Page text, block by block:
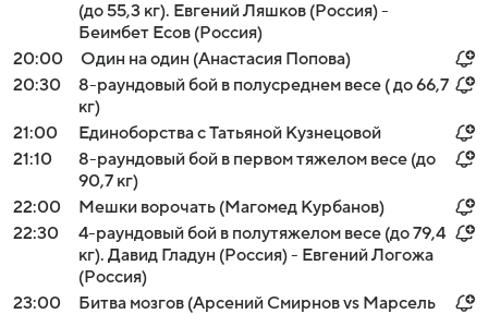
(до 55,3 кг). Евгений Ляшков (Россия) -
Беимбет Есов (Россия)
20:00
Один на один (Анастасия Попова)
20:30
8-раундовый бой в полусреднем весе ( до 66,7
кг)
21:00
Единоборства с Татьяной Кузнецовой
21:10
8-раундовый бой в первом тяжелом весе (до
90,7 кг)
22:00
Мешки ворочать (Магомед Курбанов)
22:30
4-раундовый бой в полутяжелом весе (до 79,4
кг). Давид Гладун (Россия) - Евгений Логожа
(Россия)
23:00
Битва мозгов (Арсений Смирнов vs Марсель